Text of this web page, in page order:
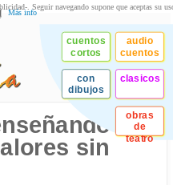
cuentos
cortos
audio
cuentos
con
dibujos
clasicos
obras
de
teatro
a
sin
. Seguir navegando supone que aceptas su
Más info